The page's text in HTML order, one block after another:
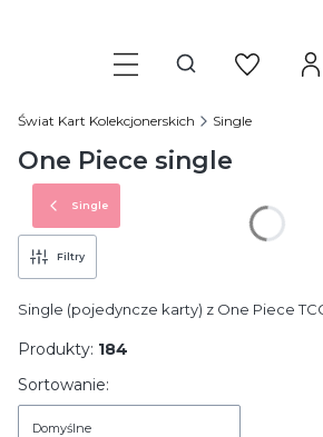
Otwórz wyszukiwarkę
Świat Kart Kolekcjonerskich Single
One Piece single
Single
Filtry
Single (pojedyncze karty) z One Piece
Produkty: 184
Lista produktów
Sortowanie:
Domyślne